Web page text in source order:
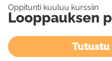
Oppitunti kuuluu kurssiin
Looppauksen